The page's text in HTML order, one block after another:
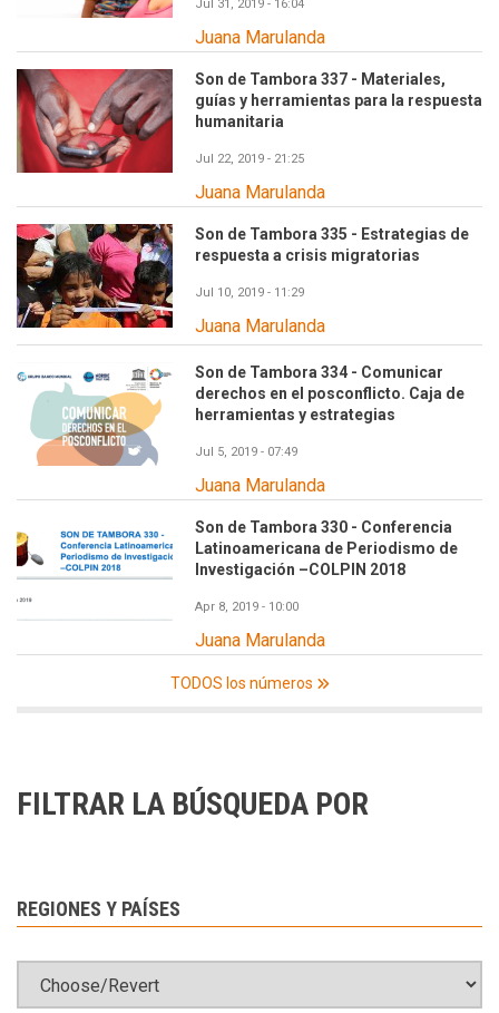
Jul 31, 2019 - 16:04
Juana Marulanda
Son de Tambora 337 - Materiales,
guías y herramientas para la respuesta
humanitaria
Jul 22, 2019 - 21:25
Juana Marulanda
Son de Tambora 335 - Estrategias de
respuesta a crisis migratorias
Jul 10, 2019 - 11:29
Juana Marulanda
Son de Tambora 334 - Comunicar
derechos en el posconflicto. Caja de
herramientas y estrategias
Jul 5, 2019 - 07:49
Juana Marulanda
Son de Tambora 330 - Conferencia
Latinoamericana de Periodismo de
Investigación –COLPIN 2018
Apr 8, 2019 - 10:00
Juana Marulanda
TODOS los números
FILTRAR LA BÚSQUEDA POR
REGIONES Y PAÍSES